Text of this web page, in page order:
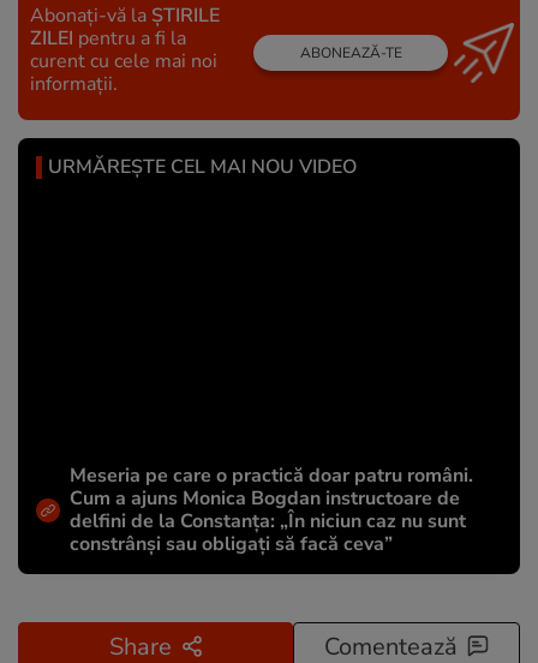
Abonați-vă la ȘTIRILE
ZILEI pentru a fi la
curent cu cele mai noi
informații.
ABONEAZĂ-TE
URMĂREȘTE CEL MAI NOU VIDEO
Meseria pe care o practică doar patru români.
Cum a ajuns Monica Bogdan instructoare de
delfini de la Constanța: „În niciun caz nu sunt
constrânși sau obligați să facă ceva”
Share Comentează